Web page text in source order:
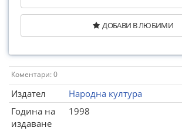
ДОБАВИ В ЛЮБИМИ
Коментари: 0
Издател
Народна култура
Година на
издаване
1998